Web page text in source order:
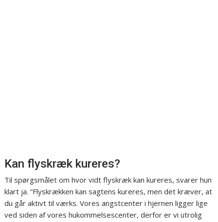
Kan flyskræk kureres?
Til spørgsmålet om hvor vidt flyskræk kan kureres, svarer hun
klart ja. ”Flyskrækken kan sagtens kureres, men det kræver, at
du går aktivt til værks. Vores angstcenter i hjernen ligger lige
ved siden af vores hukommelsescenter, derfor er vi utrolig